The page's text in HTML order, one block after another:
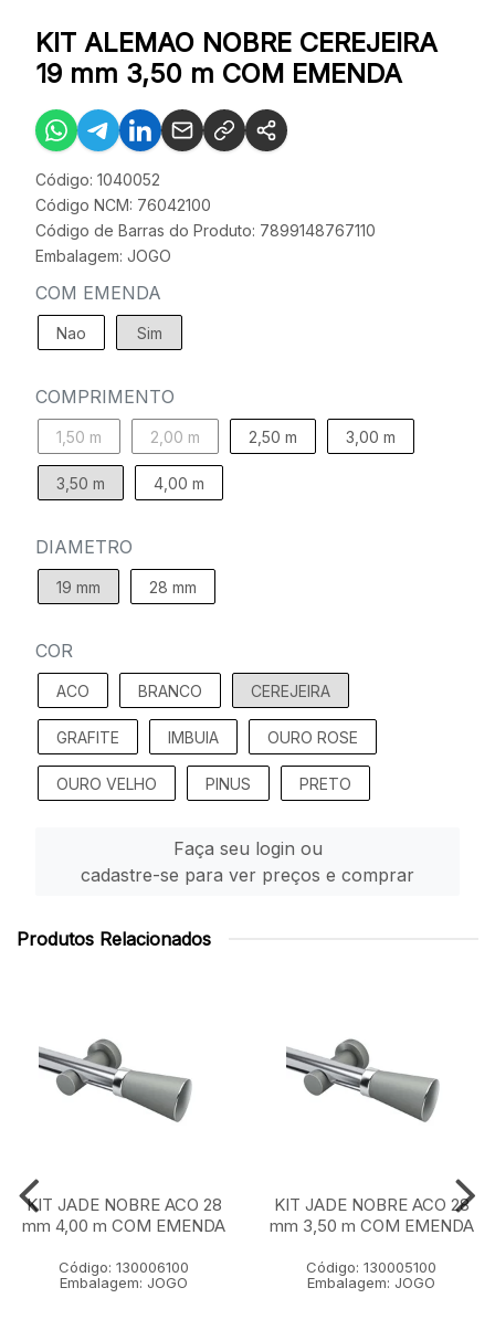
KIT ALEMAO NOBRE CEREJEIRA
19 mm 3,50 m COM EMENDA
Código: 1040052
Código NCM: 76042100
Código de Barras do Produto: 7899148767110
Embalagem: JOGO
COM EMENDA
Nao Sim
COMPRIMENTO
1,50 m 2,00 m 2,50 m 3,00 m
3,50 m 4,00 m
DIAMETRO
19 mm 28 mm
COR
ACO BRANCO CEREJEIRA
GRAFITE IMBUIA OURO ROSE
OURO VELHO PINUS PRETO
Faça seu login ou
cadastre-se para ver preços e comprar
Produtos Relacionados
KIT JADE NOBRE ACO 28
mm 4,00 m COM EMENDA
Código: 130006100
Embalagem: JOGO
KIT JADE NOBRE ACO 28
mm 3,50 m COM EMENDA
Código: 130005100
Embalagem: JOGO